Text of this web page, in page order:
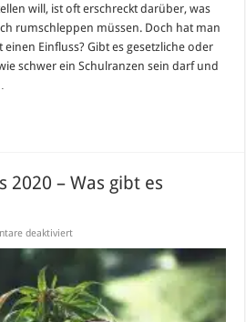
will, ist oft erschreckt darüber, was
rumschleppen müssen. Doch hat man
Einfluss? Gibt es gesetzliche oder
schwer ein Schulranzen sein darf und
2020 – Was gibt es
deaktiviertfür
Was
gibt
es
Neues?